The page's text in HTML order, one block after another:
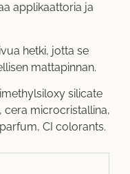
applikaattoria ja
hetki, jotta se
mattapinnan.
silicate
cera microcristallina,
CI colorants.